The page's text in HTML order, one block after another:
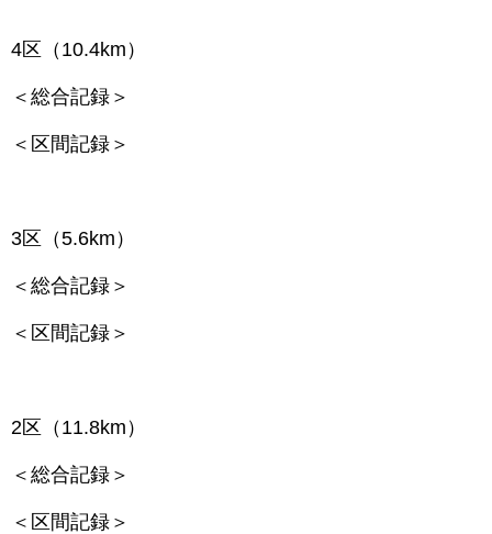
4区（10.4km）
＜総合記録＞
＜区間記録＞
3区（5.6km）
＜総合記録＞
＜区間記録＞
2区（11.8km）
＜総合記録＞
＜区間記録＞